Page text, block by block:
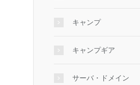
キャンプ
キャンプギア
サーバ・ドメイン